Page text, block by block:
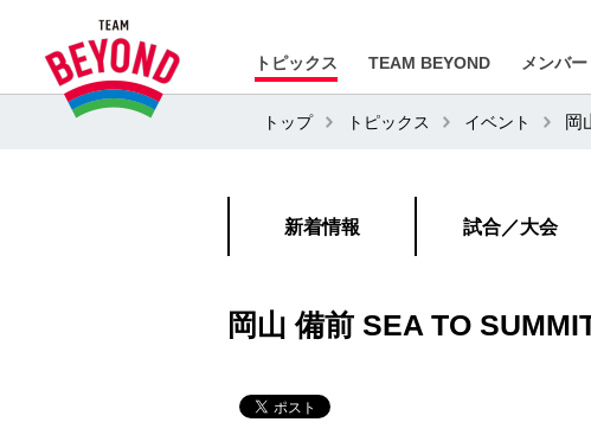
トピックス TEAM BEYOND メンバー
トップ トピックス イベント 岡
新着情報 試合／大会
岡山 備前 SEA TO